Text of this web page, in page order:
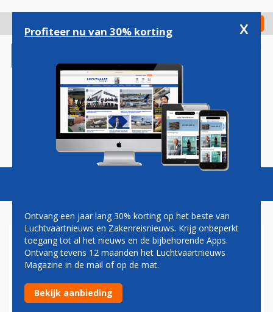
gaan
Check in
Magazine Podcasts Vacatures
AIR ALGERIE BESTELT TWEE
'CONVERTIBLE' BOEING 737’S
16 juli 2014 - 16:59 | Door:onze redactie
Profiteer nu van 30% korting x
Ontvang een jaar lang 30% korting op het beste van
Luchtvaartnieuws en Zakenreisnieuws. Krijg onbeperkt
toegang tot al het nieuws en de bijbehorende Apps.
Ontvang tevens 12 maanden het Luchtvaartnieuws
Magazine in de mail of op de mat.
Bekijk aanbieding